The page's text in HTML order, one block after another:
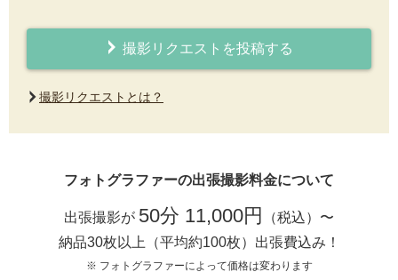
撮影リクエストを投稿する
撮影リクエストとは？
フォトグラファーの出張撮影料金について
出張撮影が 50分 11,000円
（税込）〜
納品30枚以上（平均約100枚）出張費込み！
※ フォトグラファーによって価格は変わります